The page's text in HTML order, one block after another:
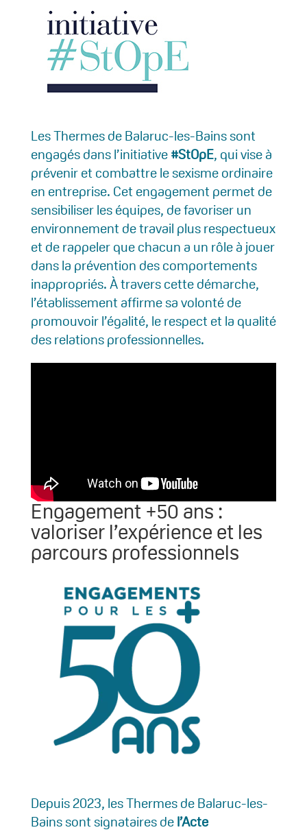
Les Thermes de Balaruc-les-Bains sont
engagés dans l’initiative#StOpE, qui vise à
prévenir et combattre le sexisme ordinaire
en entreprise. Cet engagement permet de
sensibiliser les équipes, de favoriser un
environnement de travail plus respectueux
et de rappeler que chacun a un rôle à jouer
dans la prévention des comportements
inappropriés. À travers cette démarche,
l’établissement affirme sa volonté de
promouvoir l’égalité, le respect et la qualité
des relations professionnelles.
Engagement +50 ans :
valoriser l’expérience et les
parcours professionnels
Depuis 2023, les Thermes de Balaruc-les-
Bains sont signataires del’Acte